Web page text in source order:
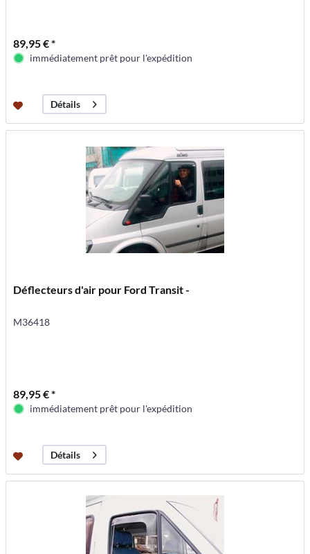
89,95 € *
immédiatement prêt pour l'expédition
Détails
Déflecteurs d'air pour Ford Transit -
M36418
89,95 € *
immédiatement prêt pour l'expédition
Détails